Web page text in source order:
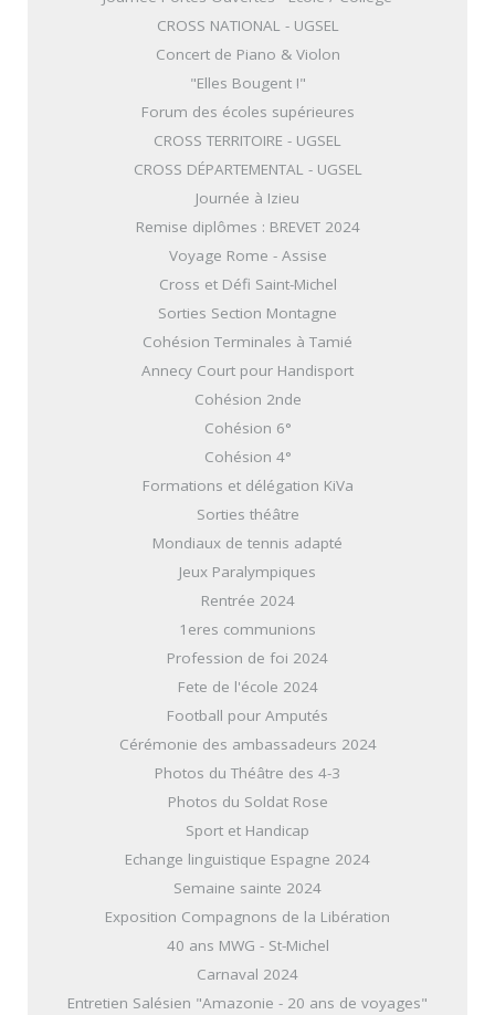
CROSS NATIONAL - UGSEL
Concert de Piano & Violon
"Elles Bougent !"
Forum des écoles supérieures
CROSS TERRITOIRE - UGSEL
CROSS DÉPARTEMENTAL - UGSEL
Journée à Izieu
Remise diplômes : BREVET 2024
Voyage Rome - Assise
Cross et Défi Saint-Michel
Sorties Section Montagne
Cohésion Terminales à Tamié
Annecy Court pour Handisport
Cohésion 2nde
Cohésion 6°
Cohésion 4°
Formations et délégation KiVa
Sorties théâtre
Mondiaux de tennis adapté
Jeux Paralympiques
Rentrée 2024
1eres communions
Profession de foi 2024
Fete de l'école 2024
Football pour Amputés
Cérémonie des ambassadeurs 2024
Photos du Théâtre des 4-3
Photos du Soldat Rose
Sport et Handicap
Echange linguistique Espagne 2024
Semaine sainte 2024
Exposition Compagnons de la Libération
40 ans MWG - St-Michel
Carnaval 2024
Entretien Salésien "Amazonie - 20 ans de voyages"